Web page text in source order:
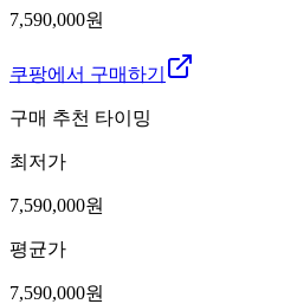
7,590,000원
쿠팡에서 구매하기
구매 추천 타이밍
최저가
7,590,000원
평균가
7,590,000원